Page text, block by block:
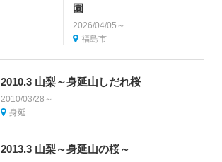
園
2026/04/05～
福島市
2010.3 山梨～身延山しだれ桜
2010/03/28～
身延
2013.3 山梨～身延山の桜～